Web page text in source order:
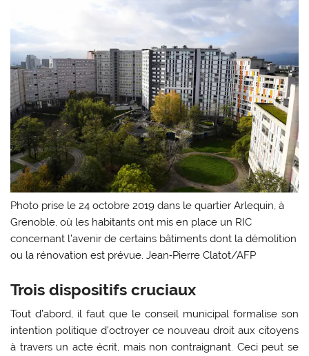
Photo prise le 24 octobre 2019 dans le quartier Arlequin, à
Grenoble, où les habitants ont mis en place un RIC
concernant l’avenir de certains bâtiments dont la démolition
ou la rénovation est prévue. Jean‑Pierre Clatot/AFP
Trois dispositifs cruciaux
Tout d’abord, il faut que le conseil municipal formalise son
intention politique d’octroyer ce nouveau droit aux citoyens
à travers un acte écrit, mais non contraignant. Ceci peut se